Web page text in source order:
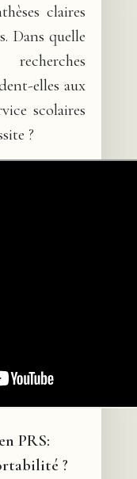
claires
Dans quelle
elles aux
scolaires
?
PRS:
?